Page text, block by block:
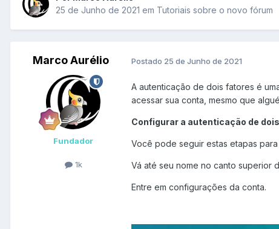
25 de Junho de 2021 em Tutoriais sobre o novo fórum
Marco Aurélio
Fundador
1k
Postado 25 de Junho de 2021
A autenticação de dois fatores é
acessar sua conta, mesmo que
Configurar a autenticação de
Você pode seguir estas etapas
Vá até seu nome no canto superior
Entre em configurações da conta.